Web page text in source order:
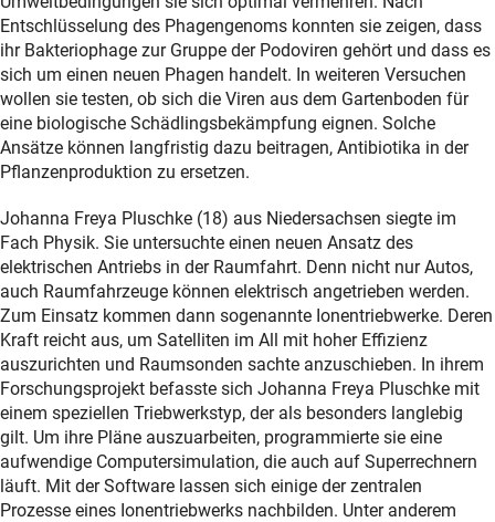
Entschlüsselung des Phagengenoms konnten sie zeigen, dass
ihr Bakteriophage zur Gruppe der Podoviren gehört und dass es
sich um einen neuen Phagen handelt. In weiteren Versuchen
wollen sie testen, ob sich die Viren aus dem Gartenboden für
eine biologische Schädlingsbekämpfung eignen. Solche
Ansätze können langfristig dazu beitragen, Antibiotika in der
Pflanzenproduktion zu ersetzen.
Johanna Freya Pluschke (18) aus Niedersachsen siegte im
Fach Physik. Sie untersuchte einen neuen Ansatz des
elektrischen Antriebs in der Raumfahrt. Denn nicht nur Autos,
auch Raumfahrzeuge können elektrisch angetrieben werden.
Zum Einsatz kommen dann sogenannte Ionentriebwerke. Deren
Kraft reicht aus, um Satelliten im All mit hoher Effizienz
auszurichten und Raumsonden sachte anzuschieben. In ihrem
Forschungsprojekt befasste sich Johanna Freya Pluschke mit
einem speziellen Triebwerkstyp, der als besonders langlebig
gilt. Um ihre Pläne auszuarbeiten, programmierte sie eine
aufwendige Computersimulation, die auch auf Superrechnern
läuft. Mit der Software lassen sich einige der zentralen
Prozesse eines Ionentriebwerks nachbilden. Unter anderem